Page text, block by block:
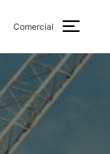
Comercial